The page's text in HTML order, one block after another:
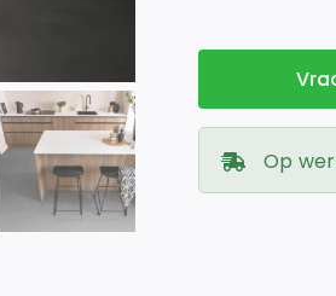
Op